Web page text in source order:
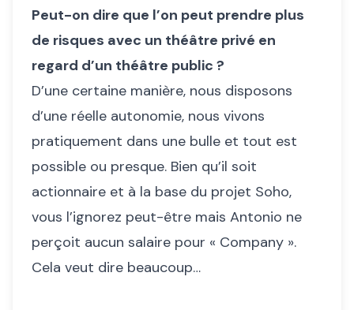
Peut-on dire que l’on peut prendre plus
de risques avec un théâtre privé en
regard d’un théâtre public ?
D’une certaine manière, nous disposons
d’une réelle autonomie, nous vivons
pratiquement dans une bulle et tout est
possible ou presque. Bien qu’il soit
actionnaire et à la base du projet Soho,
vous l’ignorez peut-être mais Antonio ne
perçoit aucun salaire pour « Company ».
Cela veut dire beaucoup…